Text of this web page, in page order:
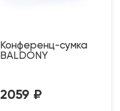
Конференц-сумка
BALDONY
2059 ₽